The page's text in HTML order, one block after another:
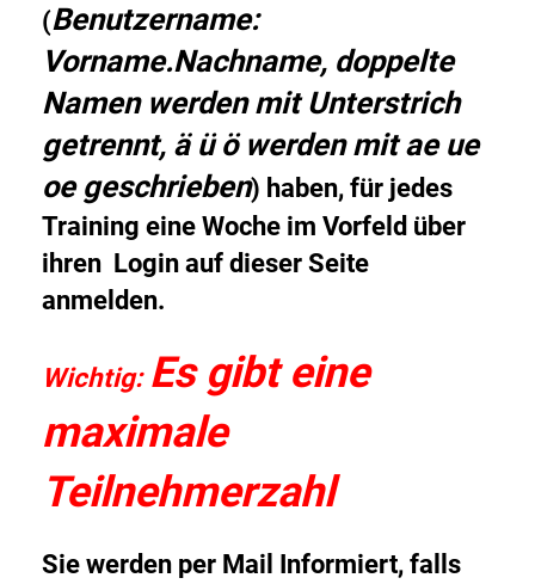
(Benutzername:
Vorname.Nachname, doppelte
Namen werden mit Unterstrich
getrennt, ä ü ö werden mit ae ue
oe geschrieben) haben, für jedes
Training eine Woche im Vorfeld über
ihren Login auf dieser Seite
anmelden.
Wichtig: Es gibt eine
maximale
Teilnehmerzahl
Sie werden per Mail Informiert, falls